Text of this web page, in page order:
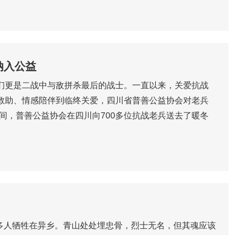
生日。...
入公益
是二战中与敌拼杀最后的战士。一直以来，关爱抗战
、情感陪伴到临终关爱，四川省普善公益协会对老兵
，普善公益协会在四川向700多位抗战老兵送去了暖冬
老兵送往养老机构助养”的想法。2016年3月，在资阳当
牺牲在异乡。青山处处埋忠骨，烈士无名，但其魂应该